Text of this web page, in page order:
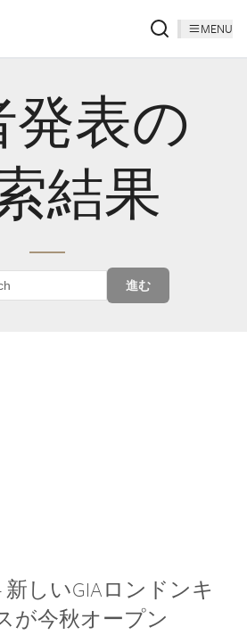
MENU
発表の
結果
進む
新しいGIAロンドンキ
が今秋オープン